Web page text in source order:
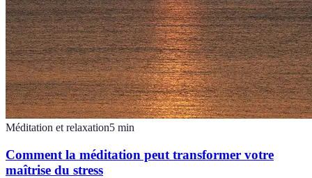
Méditation et relaxation5 min
Comment la méditation peut transformer votre
maîtrise du stress